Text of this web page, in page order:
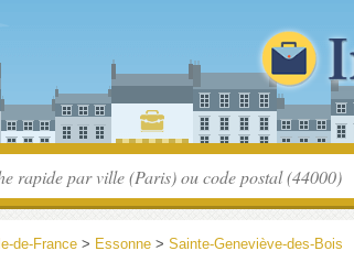
Île-de-France > Essonne > Sainte-Geneviève-des-Bois